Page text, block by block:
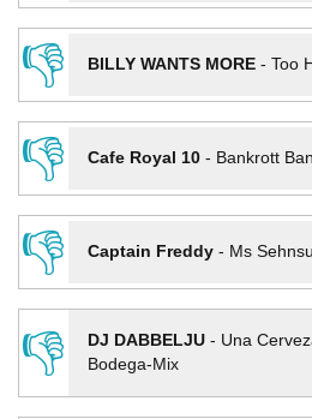
👎
BILLY WANTS MORE- Too
👎
Cafe Royal 10- Bankrott
👎
Captain Freddy- Ms
👎
DJ DABBELJU- Una
Bodega-Mix